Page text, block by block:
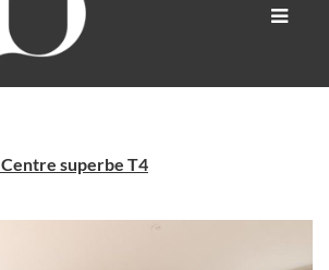
Toggle
Centre superbe T4